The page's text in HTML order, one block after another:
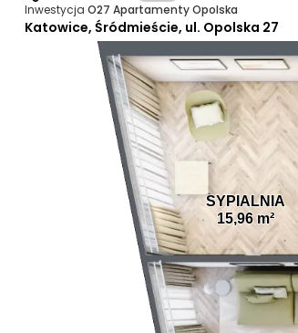
Inwestycja O27 Apartamenty Opolska
Katowice, Śródmieście, ul. Opolska 27
SYPIALNIA
15,96 m²